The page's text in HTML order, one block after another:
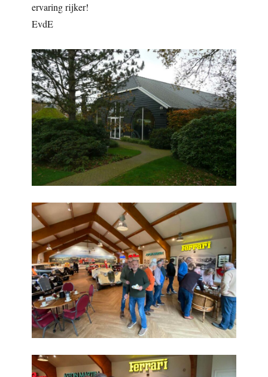
ervaring rijker!
EvdE